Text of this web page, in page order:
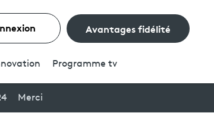
Avantages fidélité
Programme tv
Merci